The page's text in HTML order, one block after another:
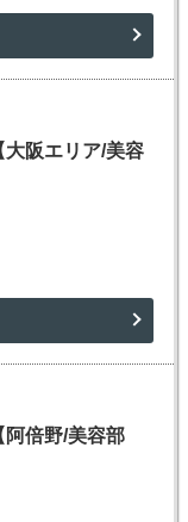
阪エリア/美容
倍野/美容部